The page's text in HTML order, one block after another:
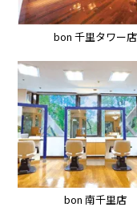
bon 千里タワー店
bon 南千里店